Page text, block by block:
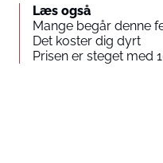
Læs også
Mange begår denne
Det koster dig dyrt
Prisen er steget med